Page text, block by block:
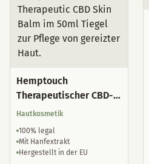
Hemptouch
Therapeutischer CBD-
Hautbalsam
Hautkosmetik
100% legal
Mit Hanfextrakt
Hergestellt in der EU